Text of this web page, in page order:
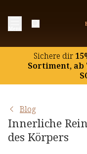
Sichere dir
Sortiment, ab
Blog
Innerliche
des Körpers
Das Konzept
Die
Was ist eine
Entlastungs-